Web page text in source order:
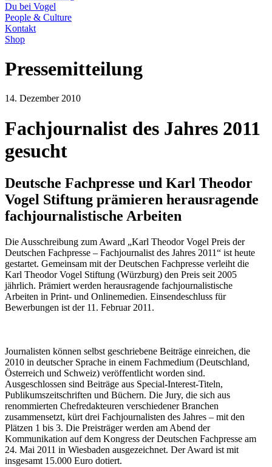
Du bei Vogel
People & Culture
Kontakt
Shop
Pressemitteilung
14. Dezember 2010
Fachjournalist des Jahres 2011
gesucht
Deutsche Fachpresse und Karl Theodor
Vogel Stiftung prämieren herausragende
fachjournalistische Arbeiten
Die Ausschreibung zum Award „Karl Theodor Vogel Preis der
Deutschen Fachpresse – Fachjournalist des Jahres 2011“ ist heute
gestartet. Gemeinsam mit der Deutschen Fachpresse verleiht die
Karl Theodor Vogel Stiftung (Würzburg) den Preis seit 2005
jährlich. Prämiert werden herausragende fachjournalistische
Arbeiten in Print- und Onlinemedien. Einsendeschluss für
Bewerbungen ist der 11. Februar 2011.
Journalisten können selbst geschriebene Beiträge einreichen, die
2010 in deutscher Sprache in einem Fachmedium (Deutschland,
Österreich und Schweiz) veröffentlicht worden sind.
Ausgeschlossen sind Beiträge aus Special-Interest-Titeln,
Publikumszeitschriften und Büchern. Die Jury, die sich aus
renommierten Chefredakteuren verschiedener Branchen
zusammensetzt, kürt drei Fachjournalisten des Jahres – mit den
Plätzen 1 bis 3. Die Preisträger werden am Abend der
Kommunikation auf dem Kongress der Deutschen Fachpresse am
24. Mai 2011 in Wiesbaden ausgezeichnet. Der Award ist mit
insgesamt 15.000 Euro dotiert.